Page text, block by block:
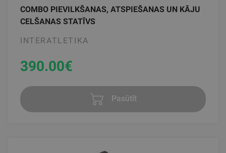
COMBO PIEVILKŠANAS, ATSPIEŠANAS UN KĀJU
CELŠANAS STATĪVS
INTERATLETIKA
390.00€
Pasūtīt